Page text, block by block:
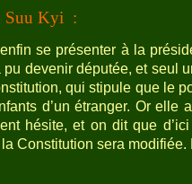
Suu Kyi :
se présenter à la
devenir députée, et seul
qui stipule que le
d’un étranger. Or elle
hésite, et on dit que
Constitution sera modifiée.